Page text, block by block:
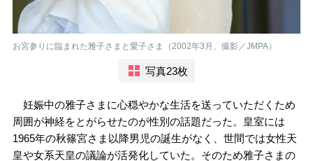
お宮参りに臨まれた雅子さまと愛子さま（2002年3月、撮影／JMPA）
写真23枚
妊娠中の雅子さまに心穏やかな生活を送っていただくため
周囲が神経をとがらせたのが性別の話題だった。皇室には
1965年の秋篠宮さま以降男児の誕生がなく、世間では女性天
皇や女系天皇の議論が活発化していた。そのため雅子さまの